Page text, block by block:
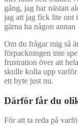
gång, jag har nästan
jag att jag fick lite ont
gärna ha någon
Om du frågar mig så
förpackningen inte
frustration över att
skulle kolla upp varför
ett byte just nu.
Därför får du
För att ta reda på